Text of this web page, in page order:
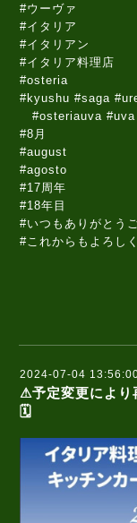
#ウーヴァ
#イタリア
#イタリアン
#イタリア料理店
#osteria
#kyushu #saga
#osteriauva
#8月
#august
#agosto
#17周年
#18年目
#いつもありがとう
#これからもよろし
2024-07-04
⚠予定変更により
🗓️